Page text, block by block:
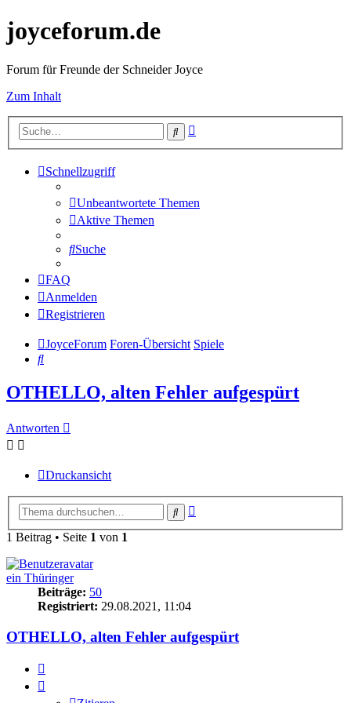
joyceforum.de
Forum für Freunde der Schneider Joyce
Zum Inhalt
Suche
Schnellzugriff
Unbeantwortete Themen
Aktive Themen
Suche
FAQ
Anmelden
Registrieren
JoyceForum Foren-Übersicht Spiele
Suche
OTHELLO, alten Fehler aufgespürt
Antworten
Druckansicht
Suche
1 Beitrag • Seite 1 von 1
ein Thüringer
Beiträge: 50
Registriert: 29.08.2021, 11:04
OTHELLO, alten Fehler aufgespürt